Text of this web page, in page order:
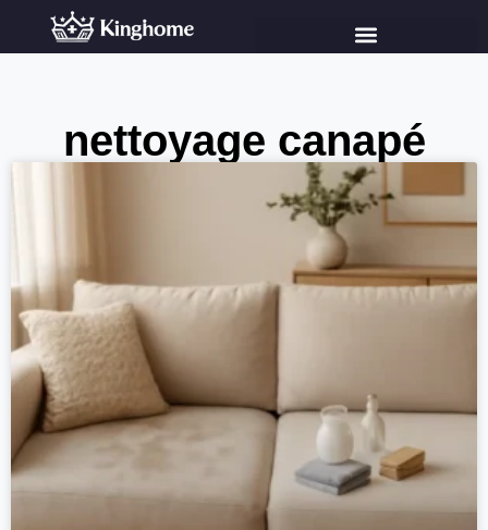
nettoyage canapé